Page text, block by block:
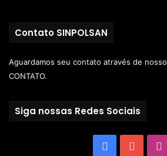
Contato SINPOLSAN
Aguardamos seu contato através de nosso
CONTATO.
Siga nossas Redes Sociais